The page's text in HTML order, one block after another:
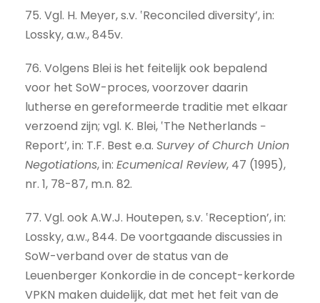
75. Vgl. H. Meyer, s.v. ‛Reconciled diversity’, in:
Lossky, a.w., 845v.
76. Volgens Blei is het feitelijk ook bepalend
voor het SoW-proces, voorzover daarin
lutherse en gereformeerde traditie met elkaar
verzoend zijn; vgl. K. Blei, ‛The Netherlands −
Report’, in: T.F. Best e.a. Survey of Church Union
Negotiations, in: Ecumenical Review, 47 (1995),
nr. 1, 78-87, m.n. 82.
77. Vgl. ook A.W.J. Houtepen, s.v. ‛Reception’, in:
Lossky, a.w., 844. De voortgaande discussies in
SoW-verband over de status van de
Leuenberger Konkordie in de concept-kerkorde
VPKN maken duidelijk, dat met het feit van de